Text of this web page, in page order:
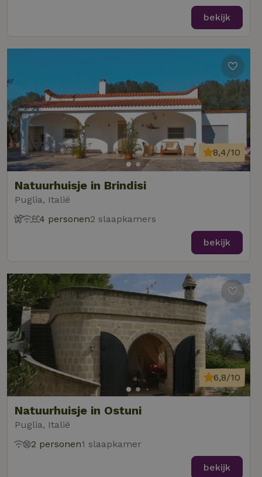
bekijk
Natuurhuisje in Brindisi
Puglia, Italië
8,4/10
4 personen2 slaapkamers
bekijk
Natuurhuisje in Ostuni
Puglia, Italië
6,8/10
2 personen1 slaapkamer
bekijk